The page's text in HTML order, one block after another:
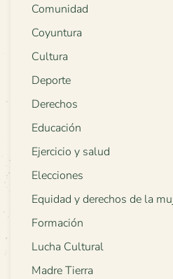
Comunidad
Coyuntura
Cultura
Deporte
Derechos
Educación
Ejercicio y salud
Elecciones
Equidad y derechos de la
Formación
Lucha Cultural
Madre Tierra